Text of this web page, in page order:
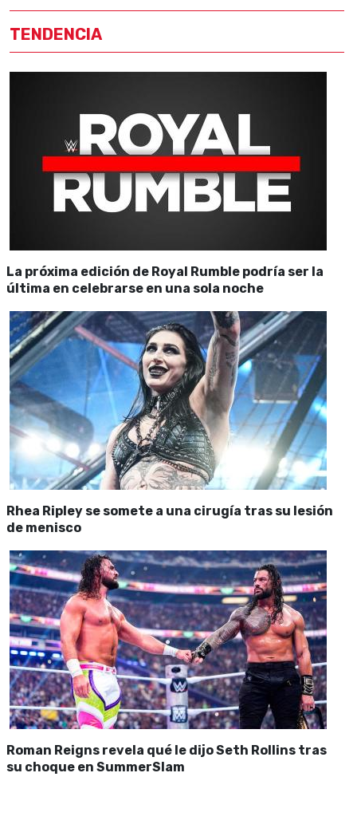
TENDENCIA
La próxima edición de Royal Rumble podría ser la
última en celebrarse en una sola noche
Rhea Ripley se somete a una cirugía tras su lesión
de menisco
Roman Reigns revela qué le dijo Seth Rollins tras
su choque en SummerSlam